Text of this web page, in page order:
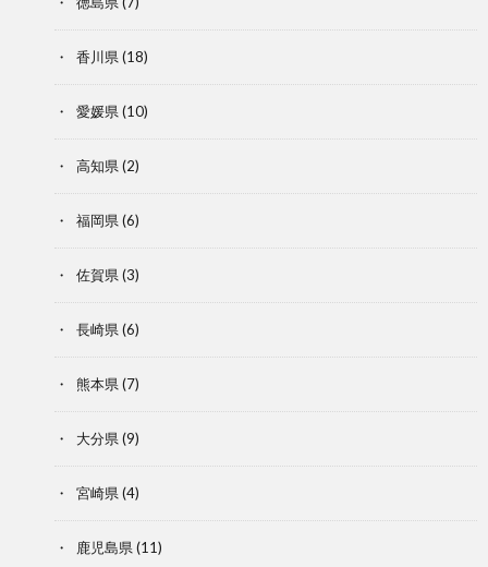
香川県(18)
愛媛県(10)
高知県(2)
福岡県(6)
佐賀県(3)
長崎県(6)
熊本県(7)
大分県(9)
宮崎県(4)
鹿児島県(11)